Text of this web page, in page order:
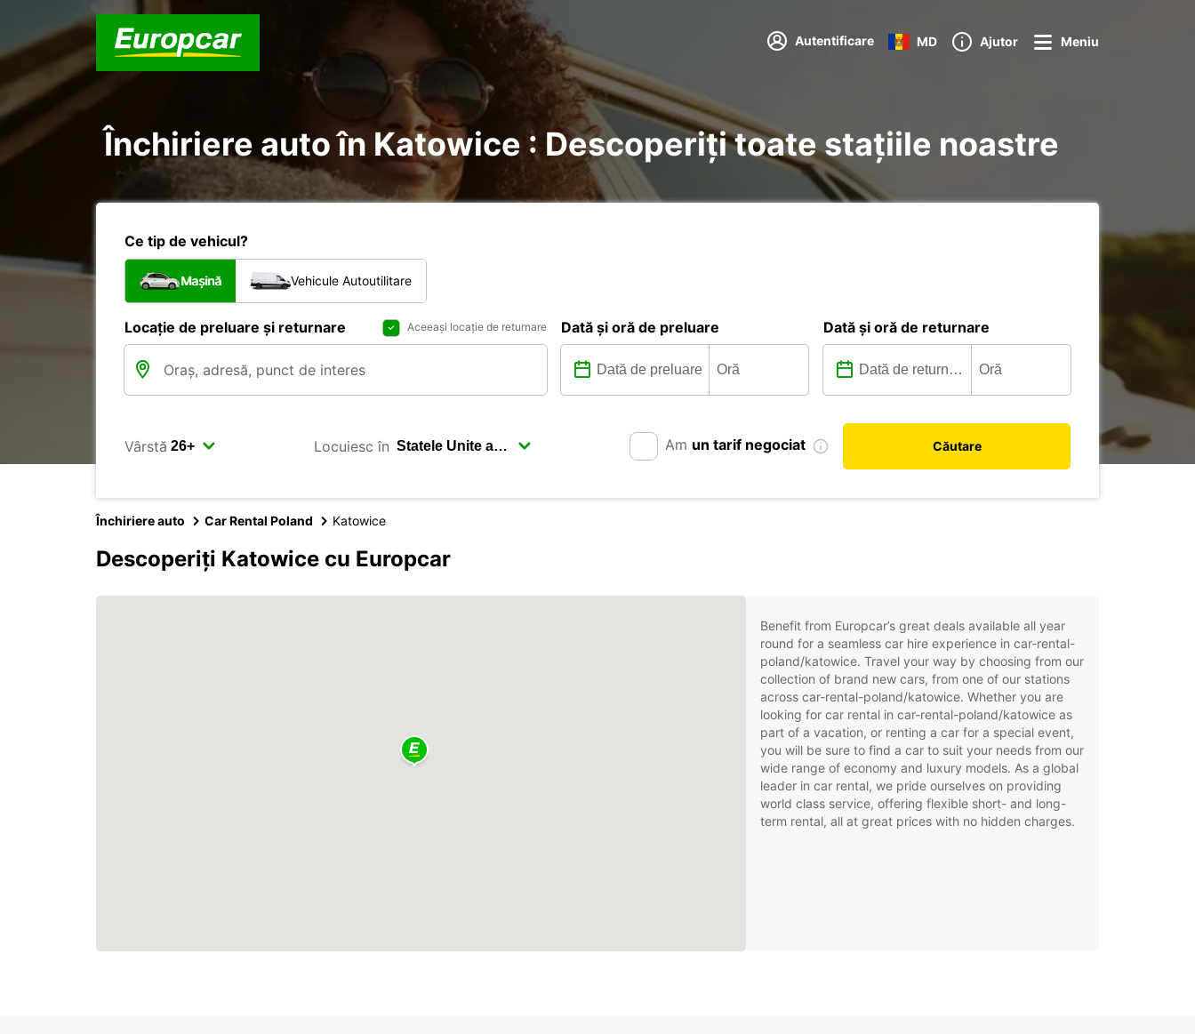
Autentificare MD Ajutor Meniu
Închiriere auto în Katowice : Descoperiți toate stațiile noastre
Ce tip de vehicul?
Mașină Vehicule Autoutilitare
Locație de preluare și returnare Aceeași locație de returnare Dată și oră de preluare Dată și oră de returnare
Vârstă Locuiesc în Am un tarif negociat Căutare
Închiriere auto Car Rental Poland Katowice
Descoperiți Katowice cu Europcar
Benefit from Europcar’s great deals available all year
round for a seamless car hire experience in car-rental-
poland/katowice. Travel your way by choosing from our
collection of brand new cars, from one of our stations
across car-rental-poland/katowice. Whether you are
looking for car rental in car-rental-poland/katowice as
part of a vacation, or renting a car for a special event,
you will be sure to find a car to suit your needs from our
wide range of economy and luxury models. As a global
leader in car rental, we pride ourselves on providing
world class service, offering flexible short- and long-
term rental, all at great prices with no hidden charges.